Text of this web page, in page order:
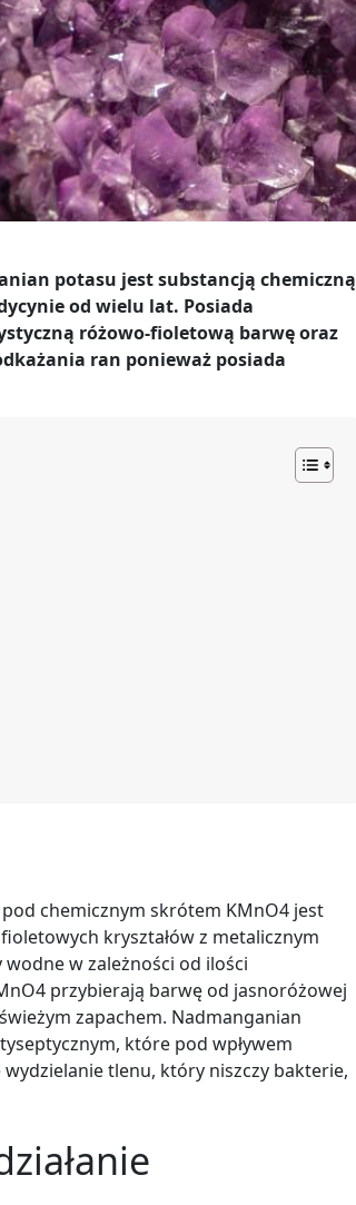
potasu jest substancją chemiczną
od wielu lat. Posiada
różowo-fioletową barwę oraz
ran ponieważ posiada
chemicznym skrótem KMnO4 jest
kryształów z metalicznym
w zależności od ilości
przybierają barwę od jasnoróżowej
zapachem. Nadmanganian
które pod wpływem
tlenu, który niszczy bakterie,